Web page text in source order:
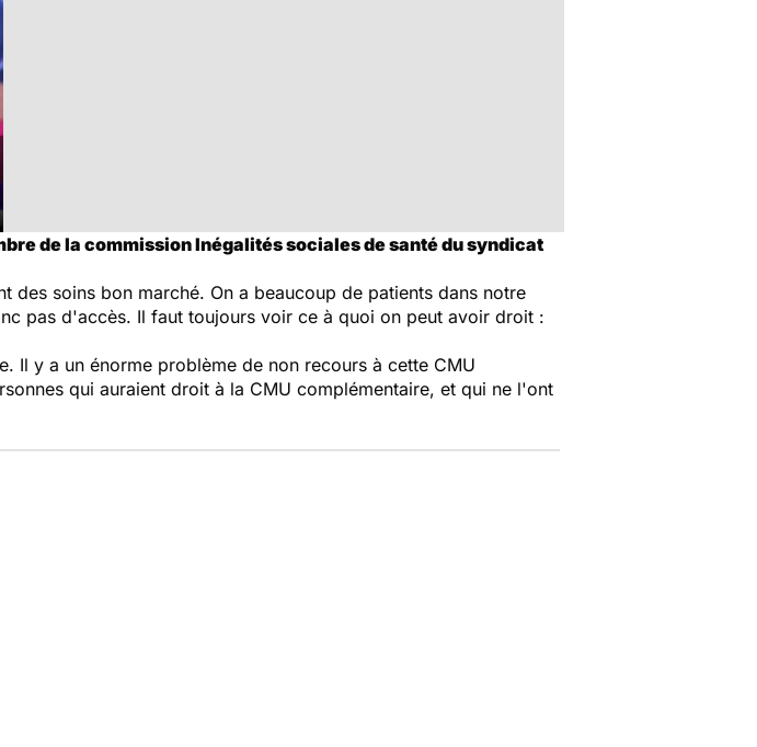
de la commission Inégalités sociales de santé du syndicat
soins bon marché. On a beaucoup de patients dans notre
pas d'accès. Il faut toujours voir ce à quoi on peut avoir droit :
Il y a un énorme problème de non recours à cette CMU
qui auraient droit à la CMU complémentaire, et qui ne l'ont